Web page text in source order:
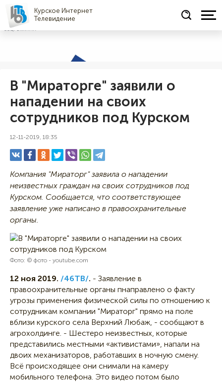
Курское Интернет
Телевидение
СОЦРЕКЛАМА
В "Мираторге" заявили о
нападении на своих
сотрудников под Курском
12-11-2019, 18:35
Компания "Мираторг" заявила о нападении
неизвестных граждан на своих сотрудников под
Курском. Сообщается, что соответствующее
заявление уже написано в правоохранительные
органы.
Фото: © фото - youtube.com
12 ноя 2019. /46ТВ/. - Заявление в
правоохранительные органы пнаправлено о факту
угрозы применения физической силы по отношению к
сотрудникам компании "Мираторг" прямо на поле
вблизи курского села Верхний Любаж, - сообщают в
агрохолдинге. - Шестеро неизвестных, которые
представились местными «активистами», напали на
двоих механизаторов, работавших в ночную смену.
Всё происходящее они снимали на камеру
мобильного телефона. Это видео потом было